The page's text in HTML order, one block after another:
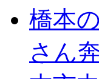
橋本
さん